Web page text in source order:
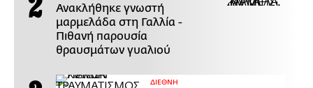
Ανακλήθηκε γνωστή
μαρμελάδα στη Γαλλία -
Πιθανή παρουσία
θραυσμάτων γυαλιού
ΔΙΕΘΝΗ